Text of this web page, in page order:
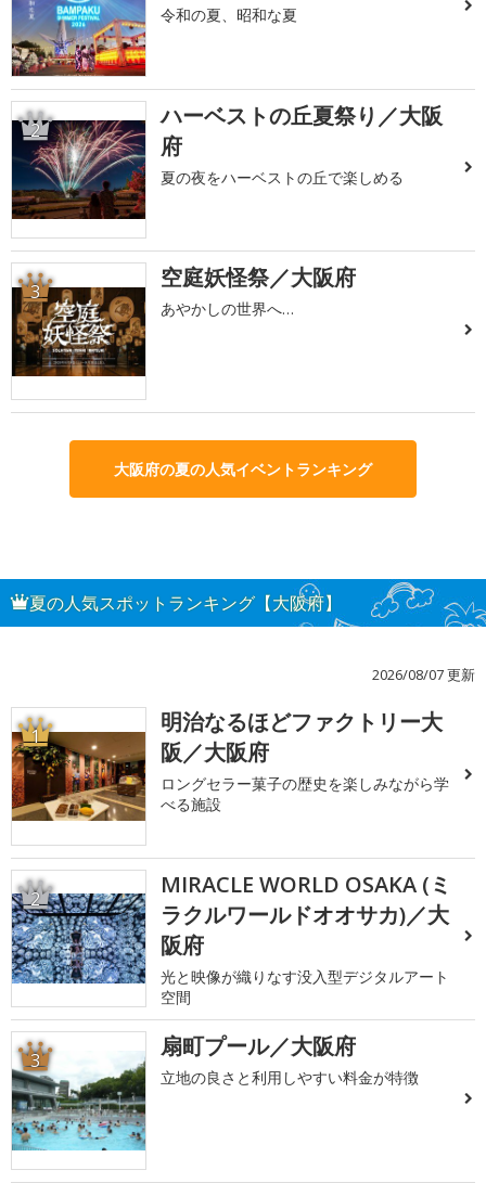
令和の夏、昭和な夏
2
ハーベストの丘夏祭り／大阪
府
夏の夜をハーベストの丘で楽しめる
3 空庭妖怪祭／大阪府
あやかしの世界へ…
大阪府の夏の人気イベントランキング
夏の人気スポットランキング【大阪府】
2026/08/07 更新
1
明治なるほどファクトリー大
阪／大阪府
ロングセラー菓子の歴史を楽しみながら学
べる施設
2
MIRACLE WORLD OSAKA (ミ
ラクルワールドオオサカ)／大
阪府
光と映像が織りなす没入型デジタルアート
空間
3 扇町プール／大阪府
立地の良さと利用しやすい料金が特徴